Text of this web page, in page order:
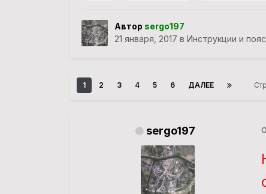
Автор sergo197
21 января, 2017 в Инструкции и
1 2 3 4 5 6 ДАЛЕЕ
sergo197